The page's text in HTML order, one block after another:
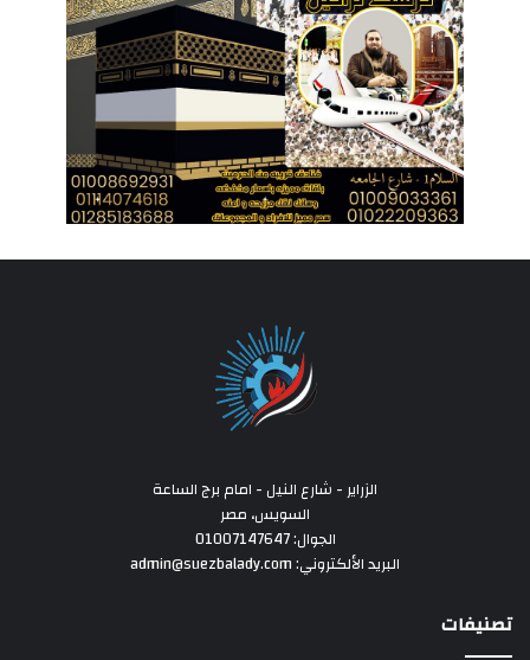
الزراير - شارع النيل - امام برج الساعة
السويس، مصر
الجوال: 01007147647
البريد الألكتروني: admin@suezbalady.com
تصنيفات